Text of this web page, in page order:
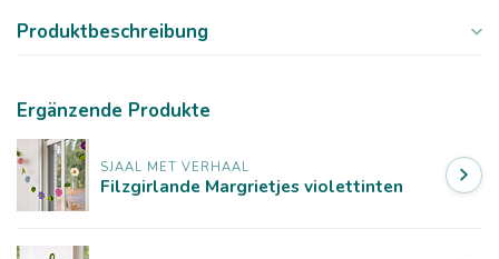
Produktbeschreibung
Ergänzende Produkte
SJAAL MET VERHAAL
Filzgirlande Margrietjes violettinten